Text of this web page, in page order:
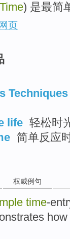
) 是最简
页
Techniques
life 轻松时
简单反应
权威例句
time-
how